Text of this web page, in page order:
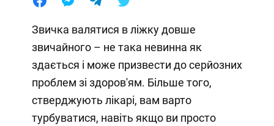
Звичка валятися в ліжку довше
звичайного – не така невинна як
здається і може призвести до серйозних
проблем зі здоров'ям. Більше того,
стверджують лікарі, вам варто
турбуватися, навіть якщо ви просто